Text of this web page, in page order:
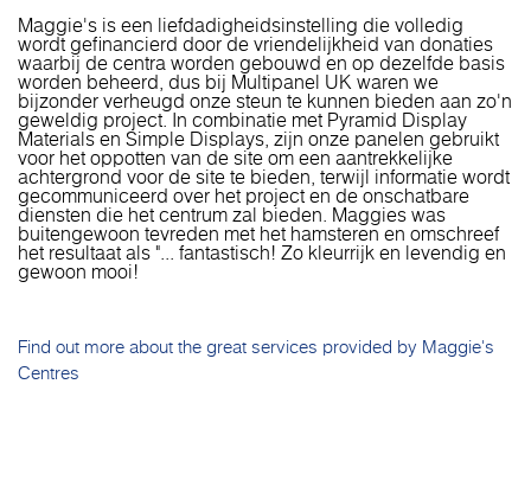
Maggie's is een liefdadigheidsinstelling die volledig
wordt gefinancierd door de vriendelijkheid van donaties
waarbij de centra worden gebouwd en op dezelfde basis
worden beheerd, dus bij Multipanel UK waren we
bijzonder verheugd onze steun te kunnen bieden aan zo'n
geweldig project. In combinatie met Pyramid Display
Materials en Simple Displays, zijn onze panelen gebruikt
voor het oppotten van de site om een ​​aantrekkelijke
achtergrond voor de site te bieden, terwijl informatie wordt
gecommuniceerd over het project en de onschatbare
diensten die het centrum zal bieden. Maggies was
buitengewoon tevreden met het hamsteren en omschreef
het resultaat als "... fantastisch! Zo kleurrijk en levendig en
gewoon mooi!
Find out more about the great services provided by Maggie's
Centres